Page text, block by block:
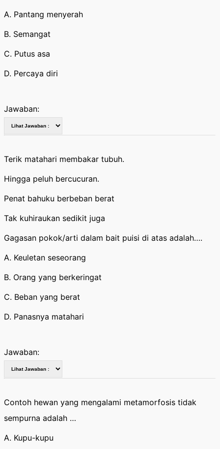
A. Pantang menyerah
B. Semangat
C. Putus asa
D. Percaya diri
Jawaban:
Terik matahari membakar tubuh.
Hingga peluh bercucuran.
Penat bahuku berbeban berat
Tak kuhiraukan sedikit juga
Gagasan pokok/arti dalam bait puisi di atas adalah….
A. Keuletan seseorang
B. Orang yang berkeringat
C. Beban yang berat
D. Panasnya matahari
Jawaban:
Contoh hewan yang mengalami metamorfosis tidak
sempurna adalah …
A. Kupu-kupu